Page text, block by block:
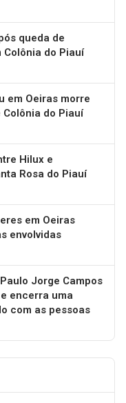
queda de
do Piauí
em Oeiras morre
do Piauí
Hilux e
Rosa do Piauí
em Oeiras
envolvidas
Jorge Campos
encerra uma
com as pessoas